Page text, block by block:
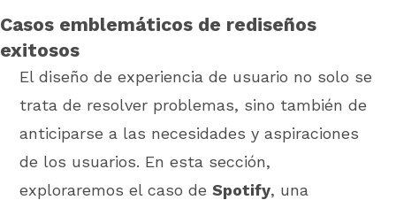
Casos emblemáticos de rediseños
exitosos
El diseño de experiencia de usuario no solo se
trata de resolver problemas, sino también de
anticiparse a las necesidades y aspiraciones
de los usuarios. En esta sección,
exploraremos el caso deSpotify, una